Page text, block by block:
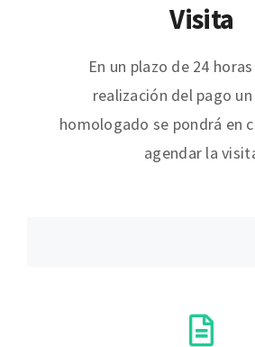
Visita
En un plazo de 24
realización del pago
homologado se pondrá en
agendar la